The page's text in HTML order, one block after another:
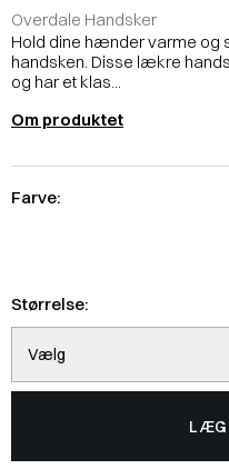
Overdale Handsker
Hold dine hænder varme og
handsken. Disse lækre
og har et klas...
Om produktet
Farve:
Størrelse:
Vælg
LÆG